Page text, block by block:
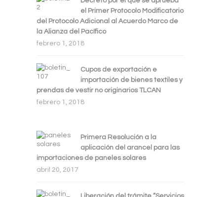
el Primer Protocolo Modificatorio
del Protocolo Adicional al Acuerdo Marco de
la Alianza del Pacífico
febrero 1, 2018
Cupos de exportación e
importación de bienes textiles y
prendas de vestir no originarios TLCAN
febrero 1, 2018
Primera Resolución a la
aplicación del arancel para las
importaciones de paneles solares
abril 20, 2017